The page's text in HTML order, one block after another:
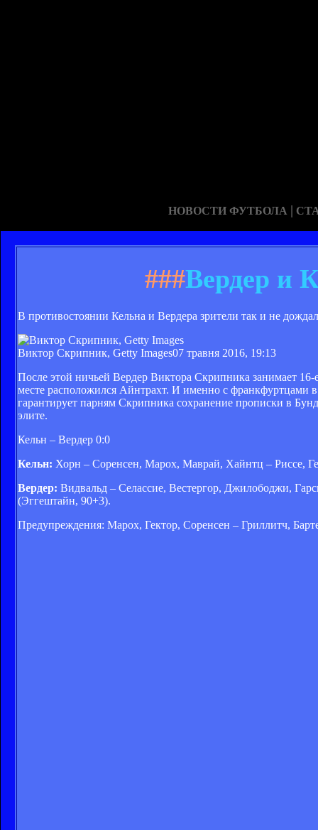
НОВОСТИ ФУТБОЛА |
###Вердер и
В противостоянии Кельна и Вердера зрители так и не
Виктор Скрипник, Getty Images07 травня 2016, 19:13
После этой ничьей Вердер Виктора Скрипника занимает
месте расположился Айнтрахт. И именно с франкфуртцами
гарантирует парням Скрипника сохранение прописки в
элите.
Кельн – Вердер 0:0
Кельн: Хорн – Соренсен, Марох, Маврай, Хайнтц – Риссе,
Вердер: Видвальд – Селассие, Вестергор, Джилободжи,
(Эггештайн, 90+3).
Предупреждения: Марох, Гектор, Соренсен – Гриллитч,